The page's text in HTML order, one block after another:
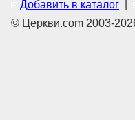
Добавить в каталог
© Церкви.com 2003-